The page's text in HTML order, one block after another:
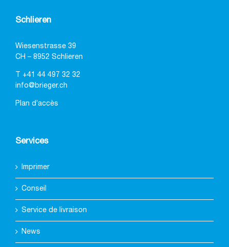
Schlieren
Wiesenstrasse 39
CH – 8952 Schlieren
+41 44 497 32 32
info@brieger.ch
Plan d’accès
Services
Imprimer
Conseil
Service de livraison
News